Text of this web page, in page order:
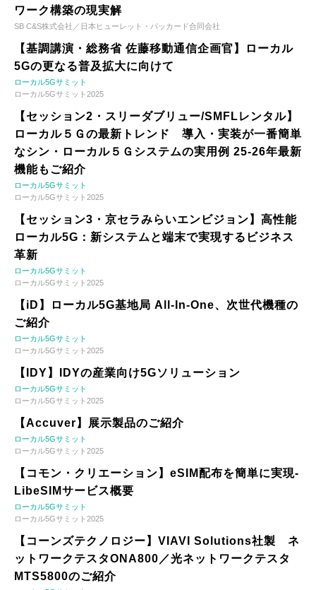
ワーク構築の現実解
SB C&S株式会社／日本ヒューレット・パッカード合同会社
【基調講演・総務省 佐藤移動通信企画官】ローカル
5Gの更なる普及拡大に向けて
ローカル5Gサミット
ローカル5Gサミット2025
【セッション2・スリーダブリュー/SMFLレンタル】
ローカル５Ｇの最新トレンド 導入・実装が一番簡単
なシン・ローカル５Ｇシステムの実用例 25-26年最新
機能もご紹介
ローカル5Gサミット
ローカル5Gサミット2025
【セッション3・京セラみらいエンビジョン】高性能
ローカル5G：新システムと端末で実現するビジネス
革新
ローカル5Gサミット
ローカル5Gサミット2025
【iD】ローカル5G基地局 All-In-One、次世代機種の
ご紹介
ローカル5Gサミット
ローカル5Gサミット2025
【IDY】IDYの産業向け5Gソリューション
ローカル5Gサミット
ローカル5Gサミット2025
【Accuver】展示製品のご紹介
ローカル5Gサミット
ローカル5Gサミット2025
【コモン・クリエーション】eSIM配布を簡単に実現-
LibeSIMサービス概要
ローカル5Gサミット
ローカル5Gサミット2025
【コーンズテクノロジー】VIAVI Solutions社製 ネ
ットワークテスタONA800／光ネットワークテスタ
MTS5800のご紹介